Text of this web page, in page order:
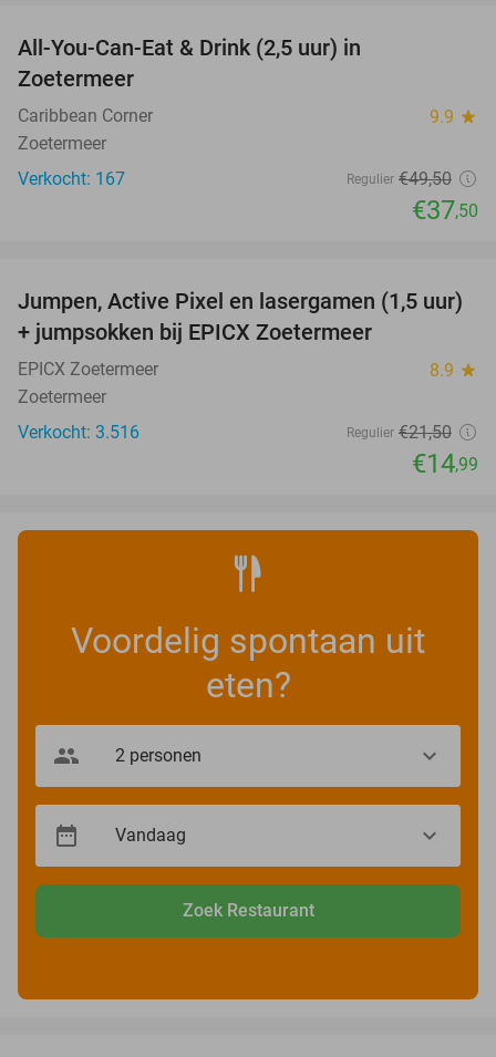
All-You-Can-Eat & Drink (2,5 uur) in
Zoetermeer
Caribbean Corner 9.9 star
Zoetermeer
Verkocht: 167
Regulier €49,50
€37,50
30%
Jumpen, Active Pixel en lasergamen (1,5 uur)
+ jumpsokken bij EPICX Zoetermeer
EPICX Zoetermeer 8.9 star
Zoetermeer
Verkocht: 3.516
Regulier €21,50
€14,99
Voordelig spontaan uit
eten?
Zoek Restaurant